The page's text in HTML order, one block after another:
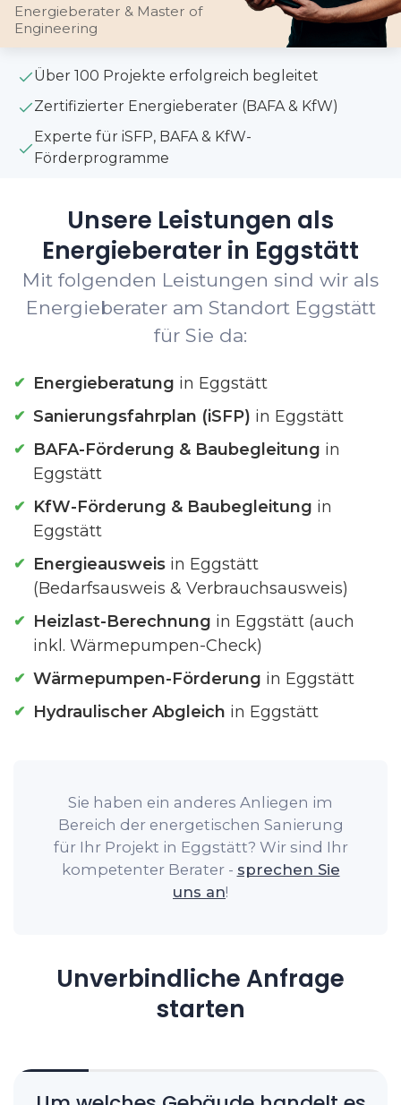
Energieberater & Master of
Engineering
Über 100 Projekte erfolgreich begleitet
Zertifizierter Energieberater (BAFA & KfW)
Experte für iSFP, BAFA & KfW-
Förderprogramme
Unsere Leistungen als
Energieberater in Eggstätt
Mit folgenden Leistungen sind wir als
Energieberater am Standort Eggstätt
für Sie da:
Energieberatung in Eggstätt
Sanierungsfahrplan (iSFP) in Eggstätt
BAFA-Förderung & Baubegleitung in
Eggstätt
KfW-Förderung & Baubegleitung in
Eggstätt
Energieausweis in Eggstätt
(Bedarfsausweis & Verbrauchsausweis)
Heizlast-Berechnung in Eggstätt (auch
inkl. Wärmepumpen-Check)
Wärmepumpen-Förderung in Eggstätt
Hydraulischer Abgleich in Eggstätt
Sie haben ein anderes Anliegen im
Bereich der energetischen Sanierung
für Ihr Projekt in Eggstätt? Wir sind Ihr
kompetenter Berater - sprechen Sie
uns an!
Unverbindliche Anfrage
starten